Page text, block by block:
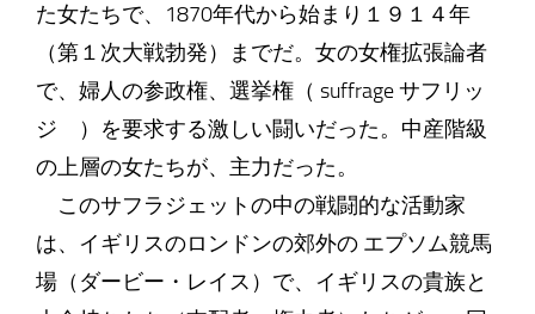
た女たちで、1870年代から始まり１９１４年
（第１次大戦勃発）までだ。女の女権拡張論者
で、婦人の参政権、選挙権（ suffrage サフリッ
ジ ）を要求する激しい闘いだった。中産階級
の上層の女たちが、主力だった。
このサフラジェットの中の戦闘的な活動家
は、イギリスのロンドンの郊外の エプソム競馬
場（ダービー・レイス）で、イギリスの貴族と